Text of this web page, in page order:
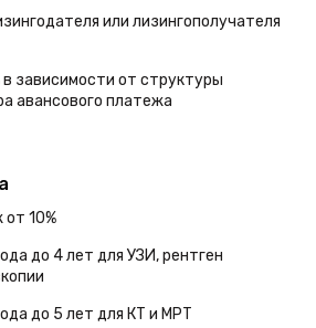
или лизингополучателя
зависимости от структуры
авансового платежа
10%
до 4 лет для УЗИ, рентген
до 5 лет для КТ и МРТ